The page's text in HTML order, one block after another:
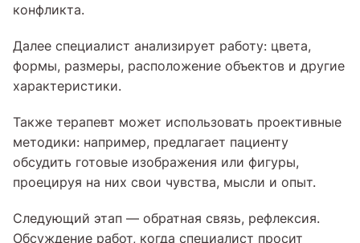
конфликта.
Далее специалист анализирует работу: цвета,
формы, размеры, расположение объектов и другие
характеристики.
Также терапевт может использовать проективные
методики: например, предлагает пациенту
обсудить готовые изображения или фигуры,
проецируя на них свои чувства, мысли и опыт.
Следующий этап — обратная связь, рефлексия.
Обсуждение работ, когда специалист просит